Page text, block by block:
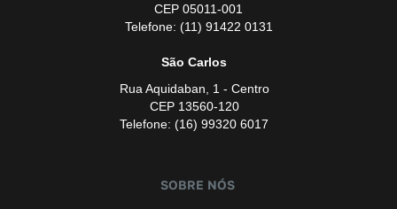
CEP 05011-001
Telefone: (11) 91422 0131
São Carlos
Rua Aquidaban, 1 - Centro
CEP 13560-120
Telefone: (16) 99320 6017
SOBRE NÓS